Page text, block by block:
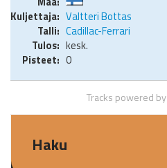
Valtteri Bottas
Cadillac-Ferrari
kesk.
0
Tracks powered by
Haku